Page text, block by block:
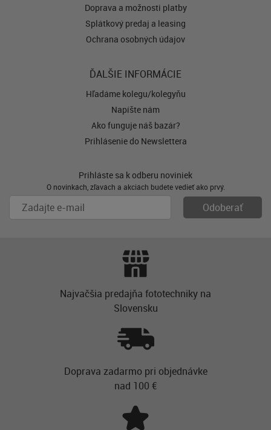
Doprava a možnosti platby
Splátkový predaj a leasing
Ochrana osobných údajov
ĎALŠIE INFORMÁCIE
Hľadáme kolegu/kolegyňu
Napíšte nám
Ako funguje náš bazár?
Prihlásenie do Newslettera
Prihláste sa k odberu noviniek
O novinkách, zľavách a akciách budete vedieť ako prvý.
Najvačšia predajňa fototechniky na
Slovensku
Doprava zadarmo pri objednávke
nad 100 €